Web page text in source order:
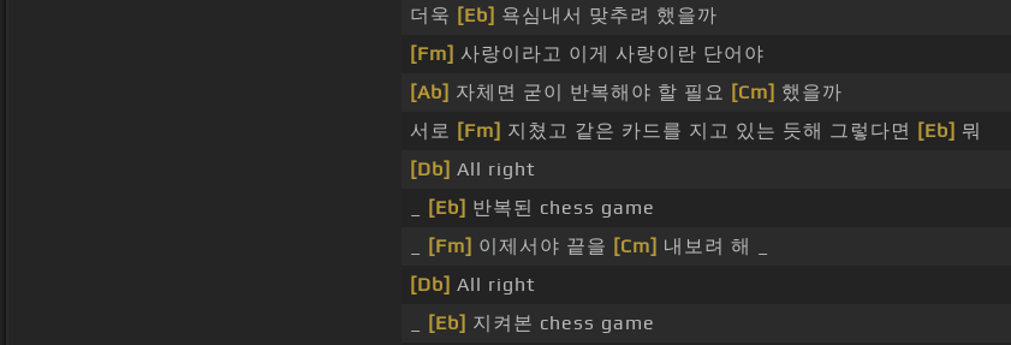
더욱 [Eb] 욕심내서 맞추려 했을까
[Fm] 사랑이라고 이게 사랑이란 단어야
[Ab] 자체면 굳이 반복해야 할 필요 [Cm] 했을까
서로 [Fm] 지쳤고 같은 카드를 지고 있는 듯해 그렇다면 [Eb] 뭐
[Db] All right
[Eb] 반복된 chess game
[Fm] 이제서야 끝을 [Cm] 내보려 해 _
[Db] All right
[Eb] 지켜본 chess game